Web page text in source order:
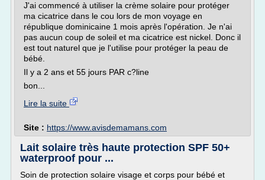
J'ai commencé à utiliser la crème solaire pour protéger
ma cicatrice dans le cou lors de mon voyage en
république dominicaine 1 mois après l'opération. Je n'ai
pas aucun coup de soleil et ma cicatrice est nickel. Donc il
est tout naturel que je l'utilise pour protéger la peau de
bébé.
Il y a 2 ans et 55 jours PAR c?line
bon...
Lire la suite
Site : https://www.avisdemamans.com
Lait solaire très haute protection SPF 50+
waterproof pour ...
Soin de protection solaire visage et corps pour bébé et